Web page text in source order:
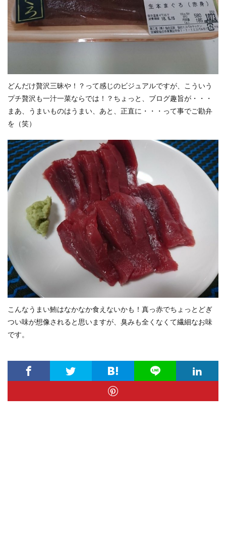
どんだけ贅沢三昧や！？って感じのビジュアルですが、こういう
プチ贅沢も一汁一菜ならでは！？ちょっと、ブログ趣旨が・・・
まあ、うまいものはうまい、あと、正直に・・・って事でご勘弁
を（笑）
こんなうまい鮪はなかなか食えないかも！真っ赤でちょっとどぎ
つい味が想像されると思いますが、臭みも全くなくて繊細なお味
です。